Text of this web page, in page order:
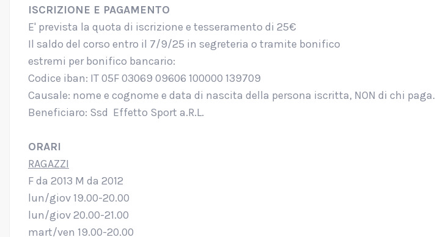
ISCRIZIONE E PAGAMENTO
E' prevista la quota di iscrizione e tesseramento di 25€
Il saldo del corso entro il 7/9/25 in segreteria o tramite bonifico
estremi per bonifico bancario:
Codice iban: IT 05F 03069 09606 100000 139709
Causale: nome e cognome e data di nascita della persona iscritta, NON di chi paga.
Beneficiaro: Ssd Effetto Sport a.R.L.
ORARI
RAGAZZI
F da 2013 M da 2012
lun/giov 19.00-20.00
lun/giov 20.00-21.00
mart/ven 19.00-20.00